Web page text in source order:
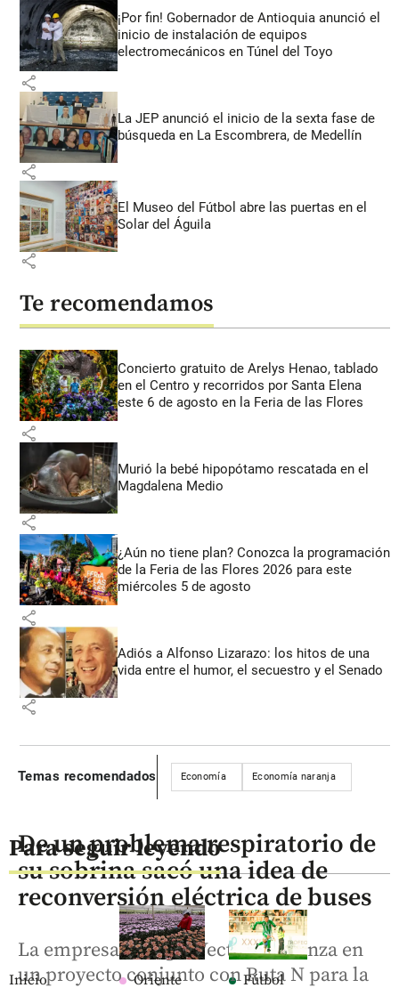
¡Por fin! Gobernador de Antioquia anunció el
inicio de instalación de equipos
electromecánicos en Túnel del Toyo
share
La JEP anunció el inicio de la sexta fase de
búsqueda en La Escombrera, de Medellín
share
El Museo del Fútbol abre las puertas en el
Solar del Águila
share
Te recomendamos
Concierto gratuito de Arelys Henao, tablado
en el Centro y recorridos por Santa Elena
este 6 de agosto en la Feria de las Flores
share
Murió la bebé hipopótamo rescatada en el
Magdalena Medio
share
¿Aún no tiene plan? Conozca la programación
de la Feria de las Flores 2026 para este
miércoles 5 de agosto
share
Adiós a Alfonso Lizarazo: los hitos de una
vida entre el humor, el secuestro y el Senado
share
Temas recomendados Economía Economía naranja
Para seguir leyendo
Inicio
Oriente
Fútbol
De un problema respiratorio de
su sobrina sacó una idea de
reconversión eléctrica de buses
La empresa Energía Vectorial avanza en
un proyecto conjunto con Ruta N para la